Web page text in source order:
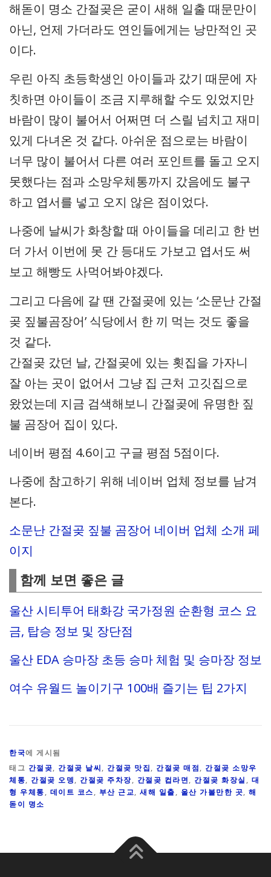
해돋이 명소 간절곶은 굳이 새해 일출 때문만이
아닌, 언제 가더라도 연인들에게는 낭만적인 곳
이다.
우린 아직 초등학생인 아이들과 갔기 때문에 자
칫하면 아이들이 조금 지루해할 수도 있었지만
바람이 많이 불어서 어쩌면 더 스릴 넘치고 재미
있게 다녀온 것 같다. 아쉬운 점으로는 바람이
너무 많이 불어서 다른 여러 포인트를 돌고 오지
못했다는 점과 소망우체통까지 갔음에도 불구
하고 엽서를 넣고 오지 않은 점이었다.
나중에 날씨가 화창할 때 아이들을 데리고 한 번
더 가서 이번에 못 간 등대도 가보고 엽서도 써
보고 해빵도 사먹어봐야겠다.
그리고 다음에 갈 땐 간절곶에 있는 ‘소문난 간절
곶 짚불곰장어’ 식당에서 한 끼 먹는 것도 좋을
것 같다.
간절곶 갔던 날, 간절곶에 있는 횟집을 가자니
잘 아는 곳이 없어서 그냥 집 근처 고깃집으로
왔었는데 지금 검색해보니 간절곶에 유명한 짚
불 곰장어 집이 있다.
네이버 평점 4.6이고 구글 평점 5점이다.
나중에 참고하기 위해 네이버 업체 정보를 남겨
본다.
소문난 간절곶 짚불 곰장어 네이버 업체 소개 페
이지
함께 보면 좋은 글
울산 시티투어 태화강 국가정원 순환형 코스 요
금, 탑승 정보 및 장단점
울산 EDA 승마장 초등 승마 체험 및 승마장 정보
여수 유월드 놀이기구 100배 즐기는 팁 2가지
한국에 게시됨
태그 간절곶, 간절곶 날씨, 간절곶 맛집, 간절곶 매점, 간절곶 소망우
체통, 간절곶 오뎅, 간절곶 주차장, 간절곶 컵라면, 간절곶 화장실 , 대
형 우체통, 데이트 코스, 부산 근교, 새해 일출, 울산 가볼만한 곳, 해
돋이 명소